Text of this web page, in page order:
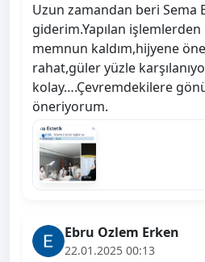
Uzun zamandan beri Sema
giderim.Yapılan
memnun kaldım,hijyene
rahat,güler yüzle
kolay….Çevremdekilere
öneriyorum.
Ebru Ozlem Erken
22.01.2025 00:13